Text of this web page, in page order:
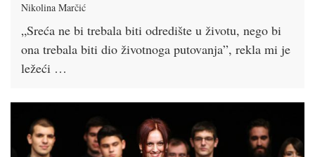
Nikolina Marčić
„Sreća ne bi trebala biti odredište u životu, nego bi
ona trebala biti dio životnoga putovanja”, rekla mi je
ležeći …